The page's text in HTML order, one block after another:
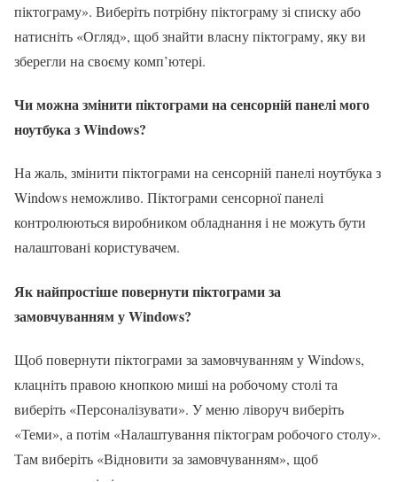
піктограму». Виберіть потрібну піктограму зі списку або
натисніть «Огляд», щоб знайти власну піктограму, яку ви
зберегли на своєму комп’ютері.
Чи можна змінити піктограми на сенсорній панелі мого
ноутбука з Windows?
На жаль, змінити піктограми на сенсорній панелі ноутбука з
Windows неможливо. Піктограми сенсорної панелі
контролюються виробником обладнання і не можуть бути
налаштовані користувачем.
Як найпростіше повернути піктограми за
замовчуванням у Windows?
Щоб повернути піктограми за замовчуванням у Windows,
клацніть правою кнопкою миші на робочому столі та
виберіть «Персоналізувати». У меню ліворуч виберіть
«Теми», а потім «Налаштування піктограм робочого столу».
Там виберіть «Відновити за замовчуванням», щоб